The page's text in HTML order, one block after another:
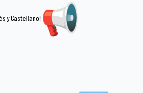
y Castellano!